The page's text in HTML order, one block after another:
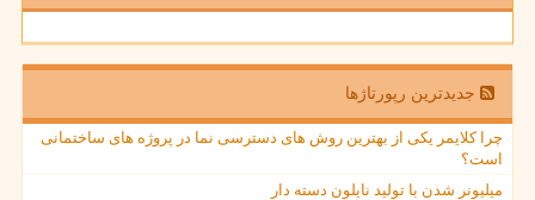
جدیدترین رپورتاژها
چرا کلایمر یکی از بهترین روش های دسترسی نما در پروژه های ساختمانی
است؟
میلیونر شدن با تولید نایلون دسته دار